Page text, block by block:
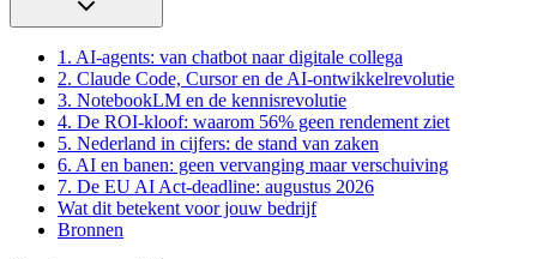
1. AI-agents: van chatbot naar digitale collega
2. Claude Code, Cursor en de AI-ontwikkelrevolutie
3. NotebookLM en de kennisrevolutie
4. De ROI-kloof: waarom 56% geen rendement ziet
5. Nederland in cijfers: de stand van zaken
6. AI en banen: geen vervanging maar verschuiving
7. De EU AI Act-deadline: augustus 2026
Wat dit betekent voor jouw bedrijf
Bronnen